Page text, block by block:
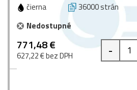
čierna 36000 strán
Nedostupné
771,48 €
627,22 € bez DPH -